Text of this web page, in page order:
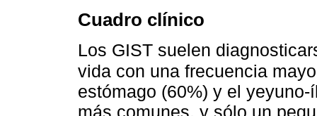
Cuadro clínico
Los GIST suelen
vida con una frecuencia
estómago (60%) y el
más comunes, y sólo un